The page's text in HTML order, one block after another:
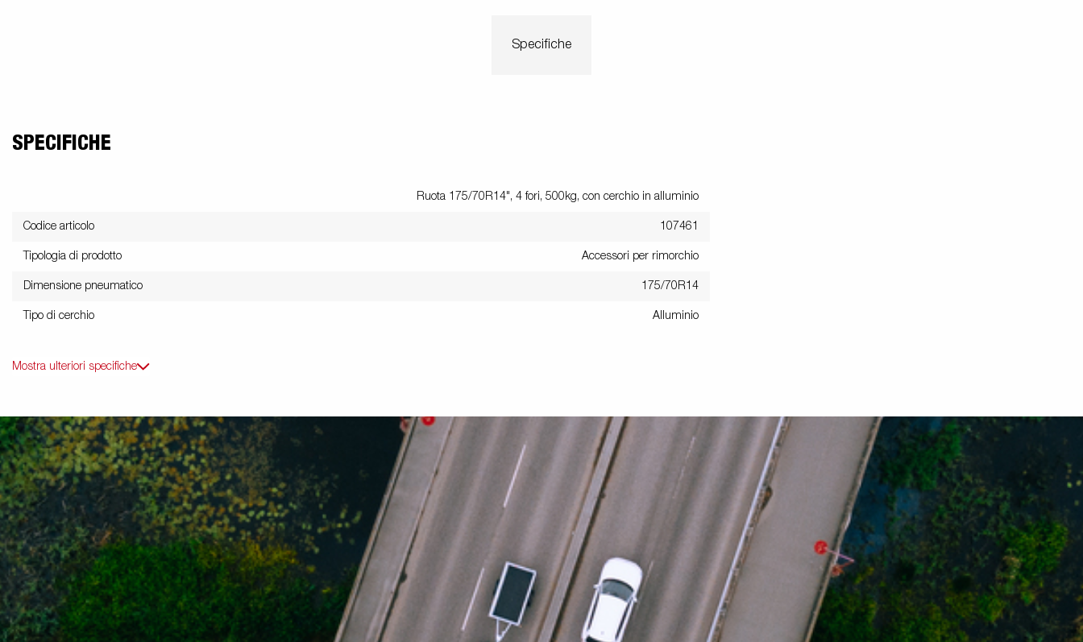
Specifiche
SPECIFICHE
Ruota 175/70R14", 4 fori, 500kg, con cerchio in alluminio
Codice articolo 107461
Tipologia di prodotto Accessori per rimorchio
Dimensione pneumatico 175/70R14
Tipo di cerchio Alluminio
Mostra ulteriori specifiche